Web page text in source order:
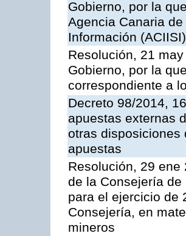
Gobierno, por la
Agencia Canaria
Información (ACIISI)
Resolución, 21
Gobierno, por la
correspondiente a
Decreto 98/2014,
apuestas externas
otras disposiciones
apuestas
Resolución, 29
de la Consejería
para el ejercicio de
Consejería, en
mineros